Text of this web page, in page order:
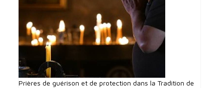
Prières de guérison et de protection dans la Tradition de